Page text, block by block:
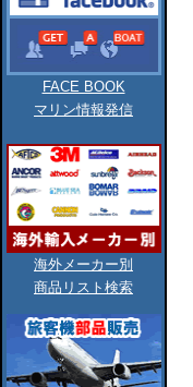
FACE BOOK
マリン情報発信
海外メーカー別
商品リスト検索